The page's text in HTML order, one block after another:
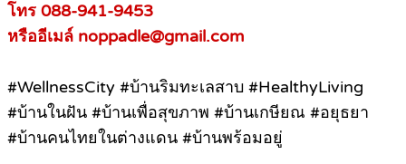
โทร 088-941-9453
หรืออีเมล์ noppadle@gmail.com
#WellnessCity #บ้านริมทะเลสาบ #HealthyLiving
#บ้านในฝัน #บ้านเพื่อสุขภาพ #บ้านเกษียณ #อยุธยา
#บ้านคนไทยในต่างแดน #บ้านพร้อมอยู่